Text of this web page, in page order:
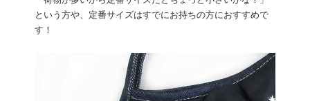
という方や、定番サイズはすでにお持ちの方におすすめで
す！